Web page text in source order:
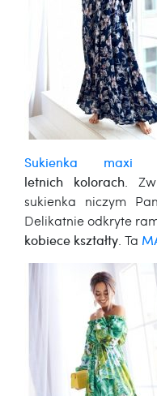
Sukienka maxi
letnich kolorach .
sukienka niczym
Delikatnie odkryte
kobiece kształty . Ta